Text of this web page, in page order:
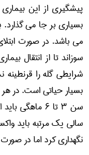
پیشگیری از این
بسیاری بر جا می
می باشد. در صورت
سوزاند تا از انتقال
شرایطی گله را
سن ۳ تا ۶
سالی یک مرتبه باید
نگهداری کرد اما در